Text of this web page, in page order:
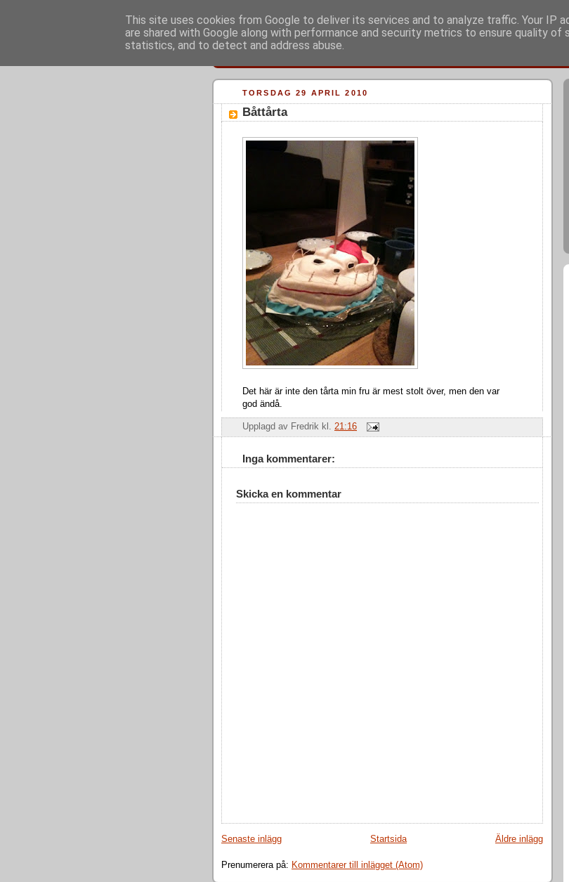
TORSDAG 29 APRIL 2010
Båttårta
Det här är inte den tårta min fru är mest stolt över, men den var
god ändå.
Upplagd av Fredrik kl. 21:16
Inga kommentarer:
Skicka en kommentar
Senaste inlägg Äldre inlägg
Startsida
Prenumerera på: Kommentarer till inlägget (Atom)
This site uses cookies from Google to deliver its services and to analyze traffic. Your IP
are shared with Google along with performance and security metrics to ensure quality of
statistics, and to detect and address abuse.